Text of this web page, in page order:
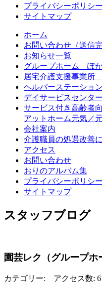
プライバシーポリシー
サイトマップ
ホーム
お問い合わせ（送信完
お知らせ一覧
グループホーム ぽ
居宅介護支援事業所
ヘルパーステーショ
デイサービスセンタ
サービス付き高齢者
アットホーム元気／
会社案内
介護職員の処遇改善
アクセス
お問い合わせ
おりのアルバム集
プライバシーポリシー
サイトマップ
スタッフブログ
園芸レク（グループホ
カテゴリー: アクセス数: